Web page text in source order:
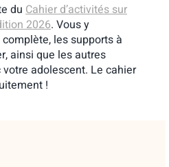
du Cahier d’activités sur
2026. Vous y
les supports à
ainsi que les autres
adolescent. Le cahier
!